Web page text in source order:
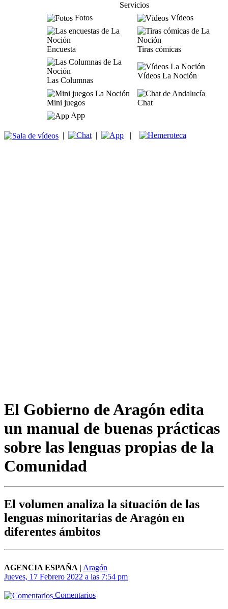
Servicios
Fotos
Vídeos
Encuesta Tiras cómicas
Las Columnas
Vídeos La Noción
Mini juegos
Chat
App
| | |
El Gobierno de Aragón edita
un manual de buenas prácticas
sobre las lenguas propias de la
Comunidad
El volumen analiza la situación de las
lenguas minoritarias de Aragón en
diferentes ámbitos
AGENCIA ESPAÑA | Aragón
Jueves, 17 Febrero 2022 a las 7:54 pm
Comentarios